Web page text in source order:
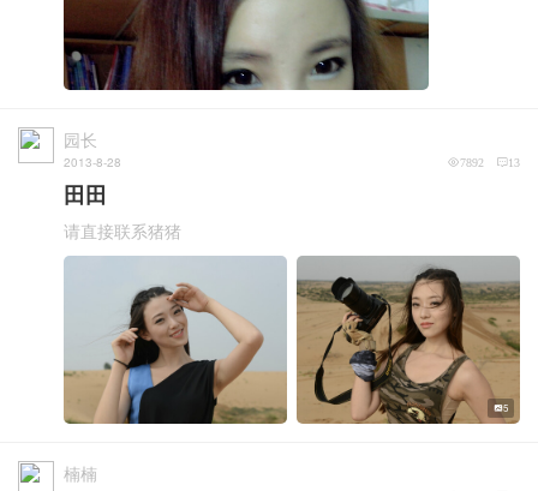
园长
2013-8-28 13
7892
田田
请直接联系猪猪
5
楠楠